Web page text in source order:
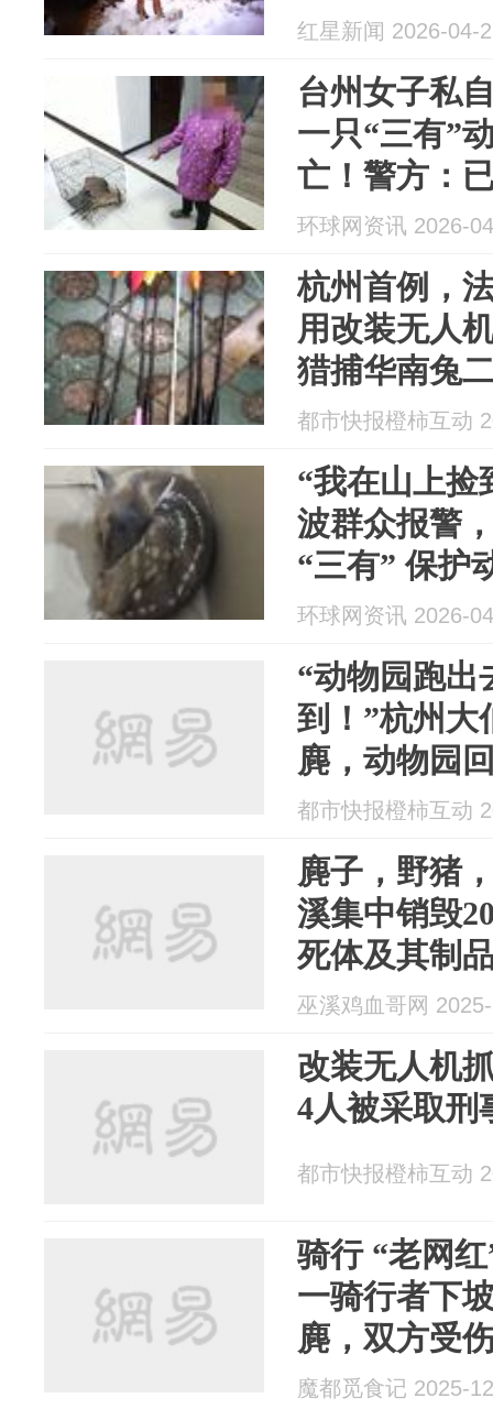
红星新闻 2026-04-
台州女子私
一只“三有”
亡！警方：
环球网资讯 2026-
杭州首例，
用改装无人
猎捕华南兔
值6160元
都市快报橙柿互动
“我在山上捡
波群众报警
“三有” 保护
环球网资讯 2026-
“动物园跑出
到！”杭州大
麂，动物园
土常见的野
都市快报橙柿互动
麂子，野猪
溪集中销毁
死体及其制
巫溪鸡血哥网
改装无人机
4人被采取刑
都市快报橙柿互动
骑行 “老网
一骑行者下
麂，双方受
头！
魔都觅食记 2025-